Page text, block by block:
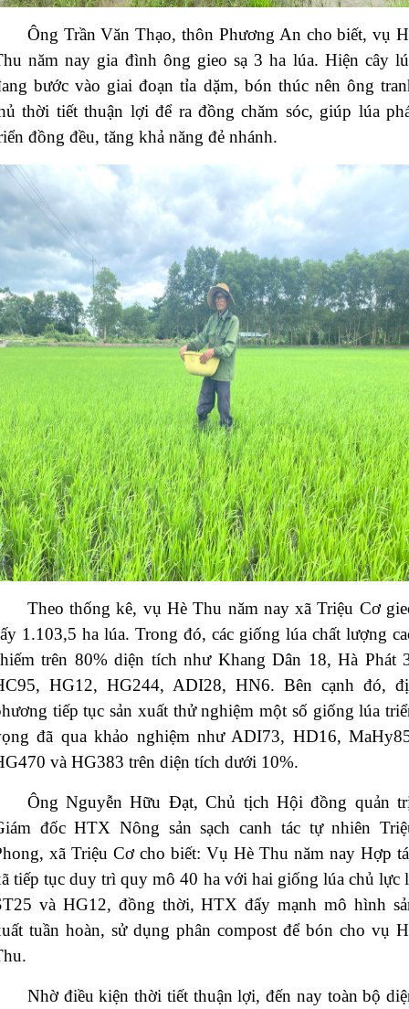
Ông Trần Văn Thạo, thôn Phương An cho biết, vụ
năm nay gia đình ông gieo sạ 3 ha lúa. Hiện cây
bước vào giai đoạn tỉa dặm, bón thúc nên ông
thời tiết thuận lợi để ra đồng chăm sóc, giúp lúa
đồng đều, tăng khả năng đẻ nhánh.
Theo thống kê, vụ Hè Thu năm nay xã Triệu Cơ
1.103,5 ha lúa. Trong đó, các giống lúa chất lượng
trên 80% diện tích như Khang Dân 18, Hà Phát
HG12, HG244, ADI28, HN6. Bên cạnh đó,
tiếp tục sản xuất thử nghiệm một số giống lúa
đã qua khảo nghiệm như ADI73, HD16,
và HG383 trên diện tích dưới 10%.
Ông Nguyễn Hữu Đạt, Chủ tịch Hội đồng quản
đốc HTX Nông sản sạch canh tác tự nhiên
xã Triệu Cơ cho biết: Vụ Hè Thu năm nay Hợp
tiếp tục duy trì quy mô 40 ha với hai giống lúa chủ lực
và HG12, đồng thời, HTX đẩy mạnh mô hình
tuần hoàn, sử dụng phân compost để bón cho vụ
Nhờ điều kiện thời tiết thuận lợi, đến nay toàn bộ